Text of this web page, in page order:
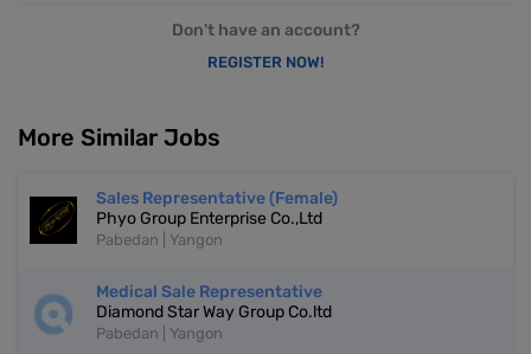
Don't have an account?
REGISTER NOW!
More Similar Jobs
Sales Representative (Female)
Phyo Group Enterprise Co.,Ltd
Pabedan | Yangon
Medical Sale Representative
Diamond Star Way Group Co.ltd
Pabedan | Yangon